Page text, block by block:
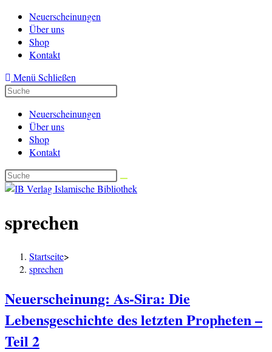
Zum
Inhalt
springen
Neuerscheinungen
Über uns
Shop
Kontakt
Menü Schließen
Neuerscheinungen
Über uns
Shop
Kontakt
sprechen
Startseite>
sprechen
Neuerscheinung: As-Sira: Die
Lebensgeschichte des letzten Propheten –
Teil 2